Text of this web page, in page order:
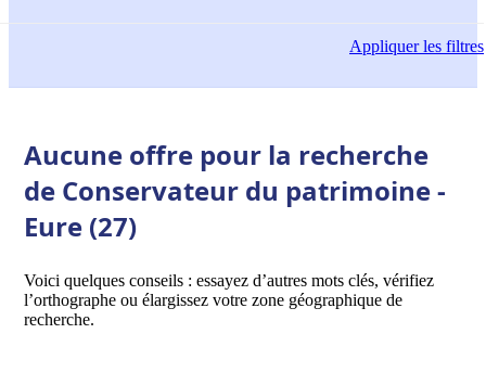
Appliquerles filtres
Aucune offre pour la recherche
de Conservateur du patrimoine -
Eure (27)
Voici quelques conseils : essayez d’autres mots clés, vérifiez
l’orthographe ou élargissez votre zone géographique de
recherche.